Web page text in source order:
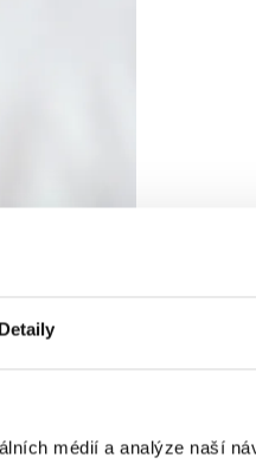
Detaily
médií a analýze naší